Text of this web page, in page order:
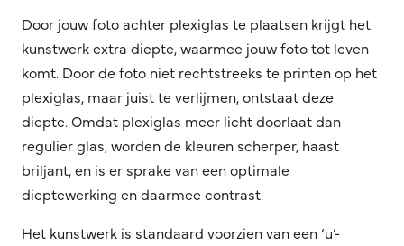
Door jouw foto achter plexiglas te plaatsen krijgt het
kunstwerk extra diepte, waarmee jouw foto tot leven
komt. Door de foto niet rechtstreeks te printen op het
plexiglas, maar juist te verlijmen, ontstaat deze
diepte. Omdat plexiglas meer licht doorlaat dan
regulier glas, worden de kleuren scherper, haast
briljant, en is er sprake van een optimale
dieptewerking en daarmee contrast.
Het kunstwerk is standaard voorzien van een ‘u’-